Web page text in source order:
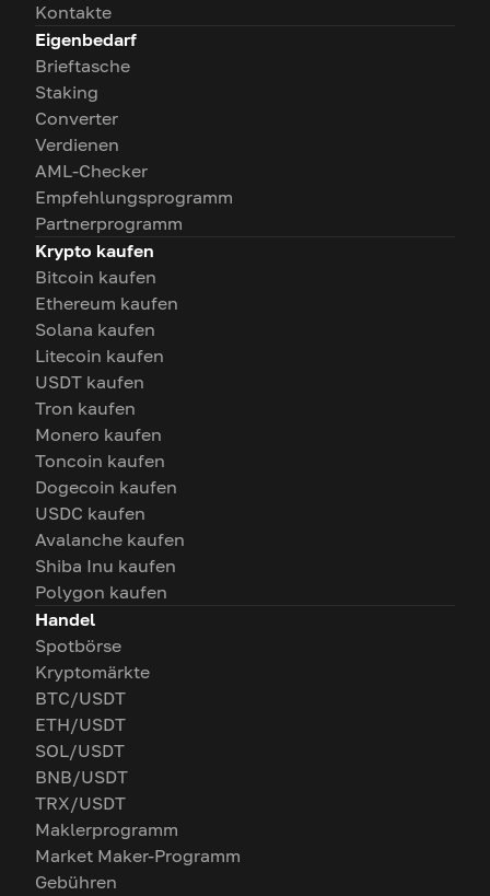
Kontakte
Eigenbedarf
Brieftasche
Staking
Converter
Verdienen
AML-Checker
Empfehlungsprogramm
Partnerprogramm
Krypto kaufen
Bitcoin kaufen
Ethereum kaufen
Solana kaufen
Litecoin kaufen
USDT kaufen
Tron kaufen
Monero kaufen
Toncoin kaufen
Dogecoin kaufen
USDC kaufen
Avalanche kaufen
Shiba Inu kaufen
Polygon kaufen
Handel
Spotbörse
Kryptomärkte
BTC/USDT
ETH/USDT
SOL/USDT
BNB/USDT
TRX/USDT
Maklerprogramm
Market Maker-Programm
Gebühren